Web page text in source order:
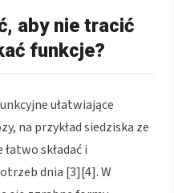
aby nie tracić
funkcje?
ułatwiające
na przykład siedziska ze
składać i
dnia [3][4]. W